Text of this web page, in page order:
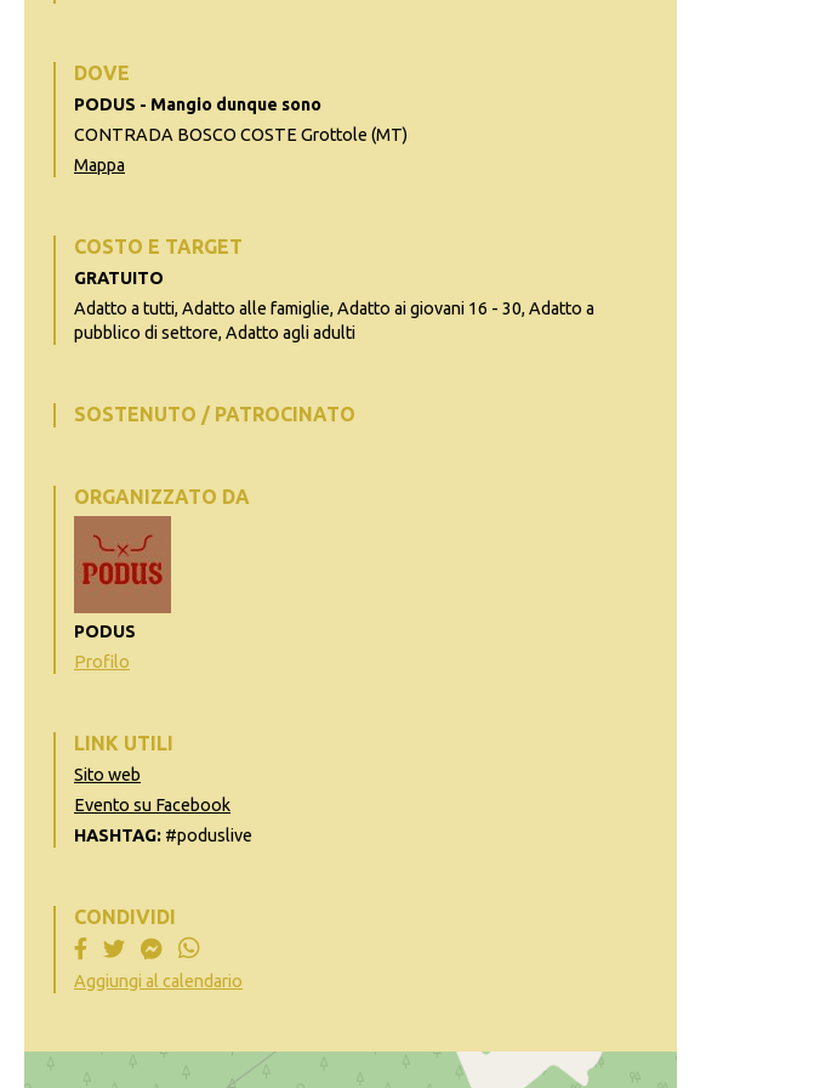
DOVE
PODUS - Mangio dunque sono
CONTRADA BOSCO COSTE Grottole (MT)
Mappa
COSTO E TARGET
GRATUITO
Adatto a tutti, Adatto alle famiglie, Adatto ai giovani 16 - 30, Adatto a
pubblico di settore, Adatto agli adulti
SOSTENUTO / PATROCINATO
ORGANIZZATO DA
PODUS
Profilo
LINK UTILI
Sito web
Evento su Facebook
HASHTAG: #poduslive
CONDIVIDI
Aggiungi al calendario